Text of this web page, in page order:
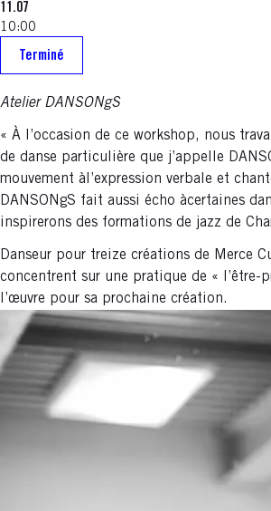
11.07
10:00
Terminé
Atelier DANSONgS
« À l’occasion de ce workshop, nous
de danse particulière que j’appelle
mouvement àl’expression verbale et
DANSONgS fait aussi écho àcertaines
inspirerons des formations de jazz de
Danseur pour treize créations de Merce
concentrent sur une pratique de «
l’œuvre pour sa prochaine création.